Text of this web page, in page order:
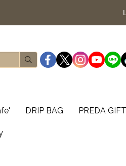
DRIP BAG PREDA